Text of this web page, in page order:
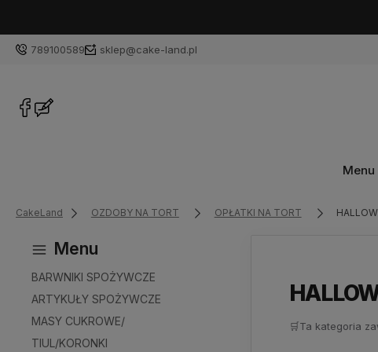
789100589 sklep@cake-land.pl
Menu
CakeLand OZDOBY NA TORT OPŁATKI NA TORT
Menu
BARWNIKI SPOŻYWCZE
ARTYKUŁY SPOŻYWCZE
MASY CUKROWE/
TIUL/KORONKI
🛒Ta kategoria